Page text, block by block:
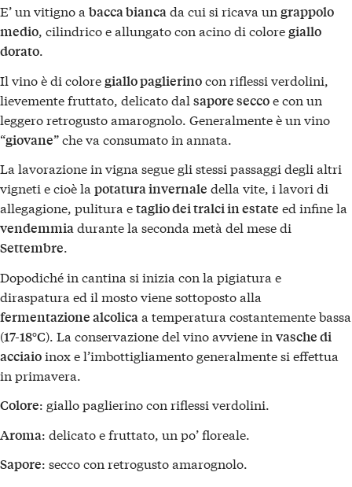
E’ un vitigno a bacca biancada cui si ricava un grappolo
medio, cilindrico e allungato con acino di coloregiallo
dorato.
Il vino è di coloregiallo paglierinocon riflessi verdolini,
lievemente fruttato, delicato dal sapore seccoe con un
leggero retrogusto amarognolo. Generalmente è un vino
“giovane” che va consumato in annata.
La lavorazione in vigna segue gli stessi passaggi degli altri
vigneti e cioè la potatura invernale della vite, i lavori di
allegagione, pulitura etaglio dei tralci in estate ed infine la
vendemmiadurante la seconda metà del mese di
Settembre.
Dopodiché in cantina si inizia con la pigiatura e
diraspatura ed il mosto viene sottoposto alla
fermentazione alcolicaa temperatura costantemente bassa
(17-18°C). La conservazione del vino avviene in vasche di
acciaioinox e l’imbottigliamento generalmente si effettua
in primavera.
Colore: giallo paglierino con riflessi verdolini.
Aroma: delicato e fruttato, un po’ floreale.
Sapore: secco con retrogusto amarognolo.